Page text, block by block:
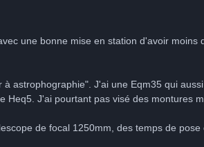
une bonne mise en station d'avoir moins
astrophographie". J'ai une Eqm35 qui
Heq5. J'ai pourtant pas visé des montures
de focal 1250mm, des temps de pose